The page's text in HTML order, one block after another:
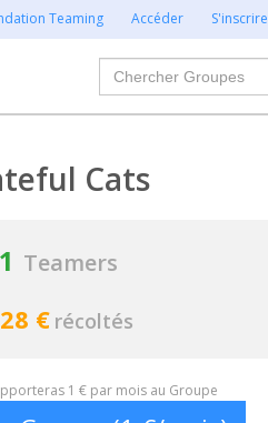
Teaming Accéder S'inscrire
Chercher
Cats
Teamers
€ récoltés
1 € par mois au Groupe